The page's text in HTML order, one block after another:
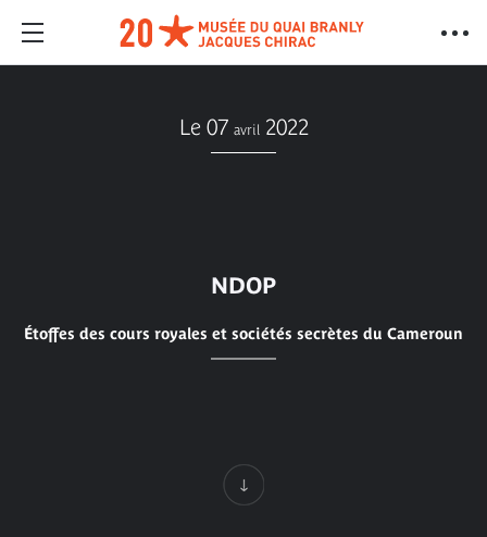
Le 07 avril 2022
NDOP
Étoffes des cours royales et sociétés secrètes du Cameroun